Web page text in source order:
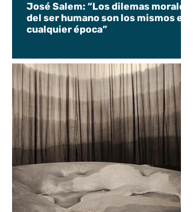
José Salem: “Los dilemas morales
del ser humano son los mismos en
cualquier época”